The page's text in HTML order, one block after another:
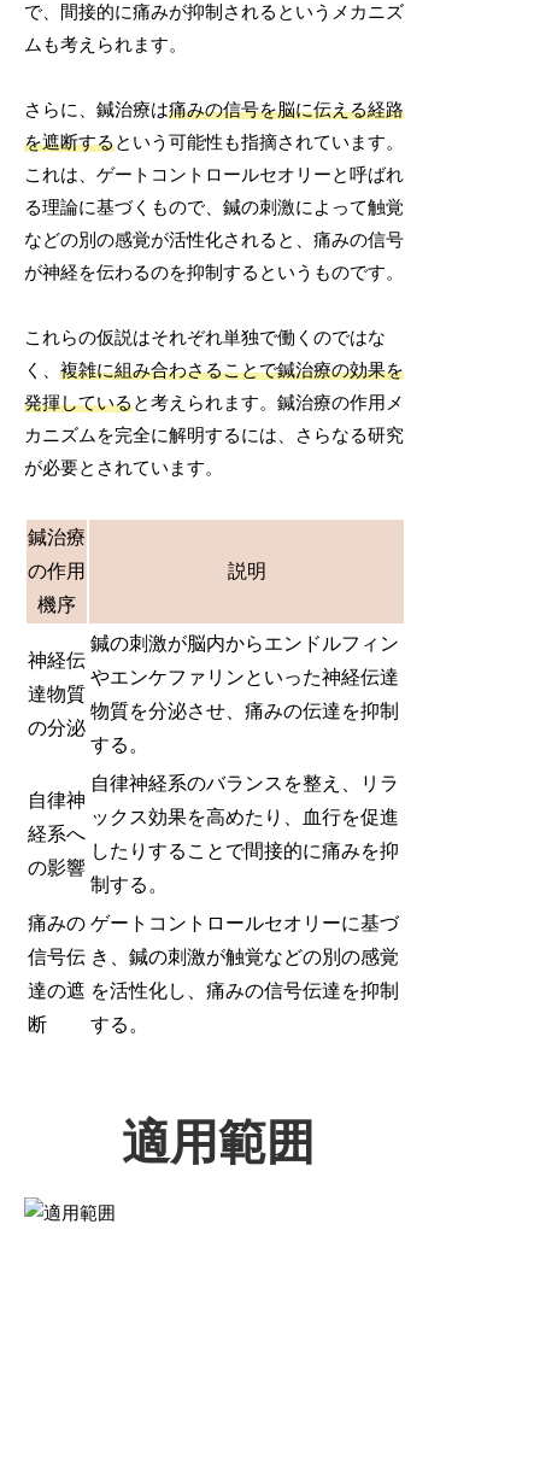
で、間接的に痛みが抑制されるというメカニズ
ムも考えられます。
さらに、鍼治療は痛みの信号を脳に伝える経路
を遮断するという可能性も指摘されています。
これは、ゲートコントロールセオリーと呼ばれ
る理論に基づくもので、鍼の刺激によって触覚
などの別の感覚が活性化されると、痛みの信号
が神経を伝わるのを抑制するというものです。
これらの仮説はそれぞれ単独で働くのではな
く、複雑に組み合わさることで鍼治療の効果を
発揮していると考えられます。鍼治療の作用メ
カニズムを完全に解明するには、さらなる研究
が必要とされています。
鍼治療
の作用
機序
説明
神経伝
達物質
の分泌
鍼の刺激が脳内からエンドルフィン
やエンケファリンといった神経伝達
物質を分泌させ、痛みの伝達を抑制
する。
自律神
経系へ
の影響
自律神経系のバランスを整え、リラ
ックス効果を高めたり、血行を促進
したりすることで間接的に痛みを抑
制する。
痛みの
信号伝
達の遮
断
ゲートコントロールセオリーに基づ
き、鍼の刺激が触覚などの別の感覚
を活性化し、痛みの信号伝達を抑制
する。
適用範囲